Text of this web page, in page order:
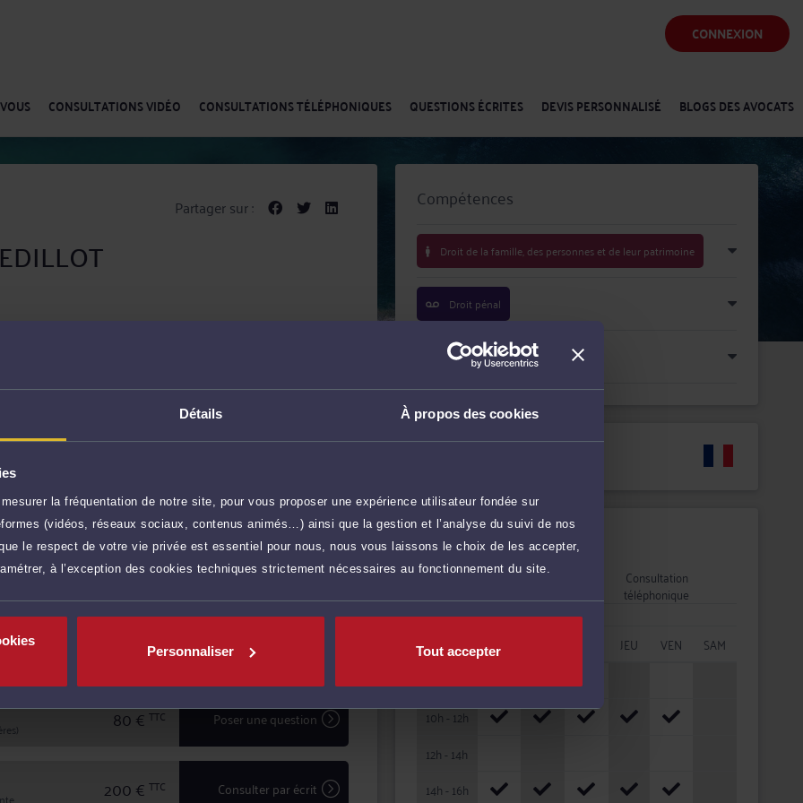
Détails À propos des cookies
la fréquentation de notre site, pour vous proposer une expérience utilisateur fondée sur
(vidéos, réseaux sociaux, contenus animés…) ainsi que la gestion et l’analyse du suivi de nos
le respect de votre vie privée est essentiel pour nous, nous vous laissons le choix de les accepter,
à l’exception des cookies techniques strictement nécessaires au fonctionnement du site.
Personnaliser Tout accepter
CONNEXION
CONSULTATIONS VIDÉO CONSULTATIONS TÉLÉPHONIQUES QUESTIONS ÉCRITES DEVIS PERSONNALISÉ BLOGS DES AVOCATS
Partager sur :
ses compétences au service de ses clients dans
et Droit de la famille, des personnes et de leur
défendre vos intérêts.
d'une confidentialité totale dans le traitement de
en matière d'expertise et de sécurité.
plus
100 € TTC Prendre RDV
100 €TTC Demander un rappel
80 €TTC Poser une question
200 € TTC Consulter par écrit
Compétences
Droit de la famille, des personnes et de leur patrimoine
Droit pénal
Droit du dommage corporel
Disponibilités
Rendez-vous Consultation
téléphonique
HORAIRES LUN JEU VEN
SAM
08h - 10h
10h - 12h
12h - 14h
14h - 16h